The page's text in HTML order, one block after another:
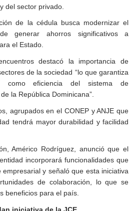
del sector privado.
de la cédula busca modernizar el
generar ahorros significativos a
el Estado.
destacó la importancia de
de la sociedad “lo que garantiza
como eficiencia del sistema de
la República Dominicana”.
agrupados en el CONEP y ANJE que
tendrá mayor durabilidad y facilidad
Américo Rodríguez, anunció que el
incorporará funcionalidades que
y señaló que esta iniciativa
de colaboración, lo que se
beneficios para el país.